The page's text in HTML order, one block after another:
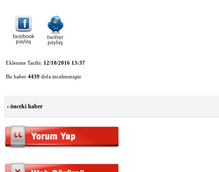
Eklenme Tarihi: 12/10/2016 13:37
Bu haber 4439 defa incelenmiştir.
‹ önceki haber